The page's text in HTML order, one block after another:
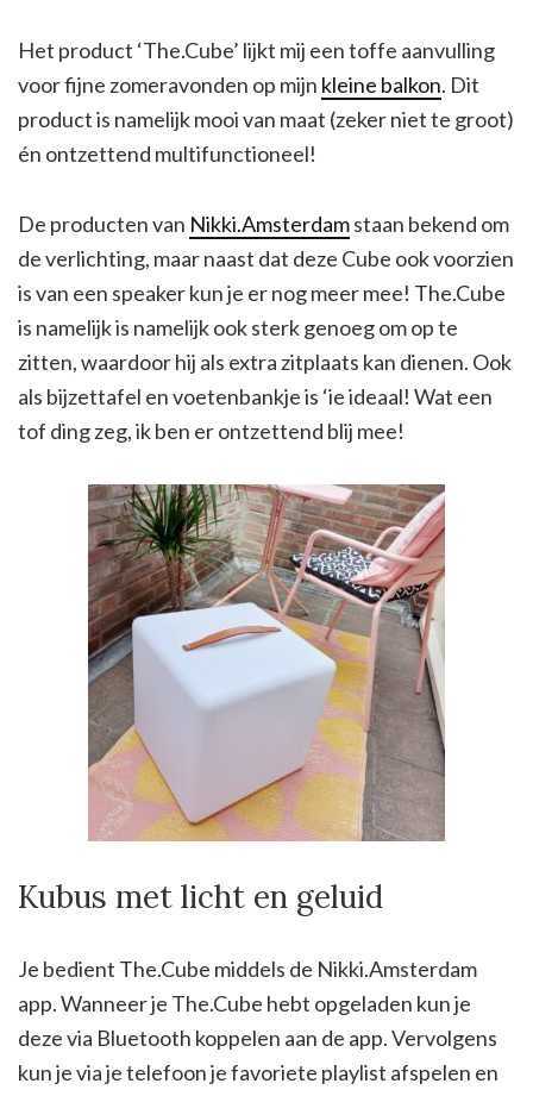
Het product ‘The.Cube’ lijkt mij een toffe aanvulling
voor fijne zomeravonden op mijn kleine balkon. Dit
product is namelijk mooi van maat (zeker niet te groot)
én ontzettend multifunctioneel!
De producten van Nikki.Amsterdamstaan bekend om
de verlichting, maar naast dat deze Cube ook voorzien
is van een speaker kun je er nog meer mee! The.Cube
is namelijk is namelijk ook sterk genoeg om op te
zitten, waardoor hij als extra zitplaats kan dienen. Ook
als bijzettafel en voetenbankje is ‘ie ideaal! Wat een
tof ding zeg, ik ben er ontzettend blij mee!
Kubus met licht en geluid
Je bedient The.Cube middels de Nikki.Amsterdam
app. Wanneer je The.Cube hebt opgeladen kun je
deze via Bluetooth koppelen aan de app. Vervolgens
kun je via je telefoon je favoriete playlist afspelen en